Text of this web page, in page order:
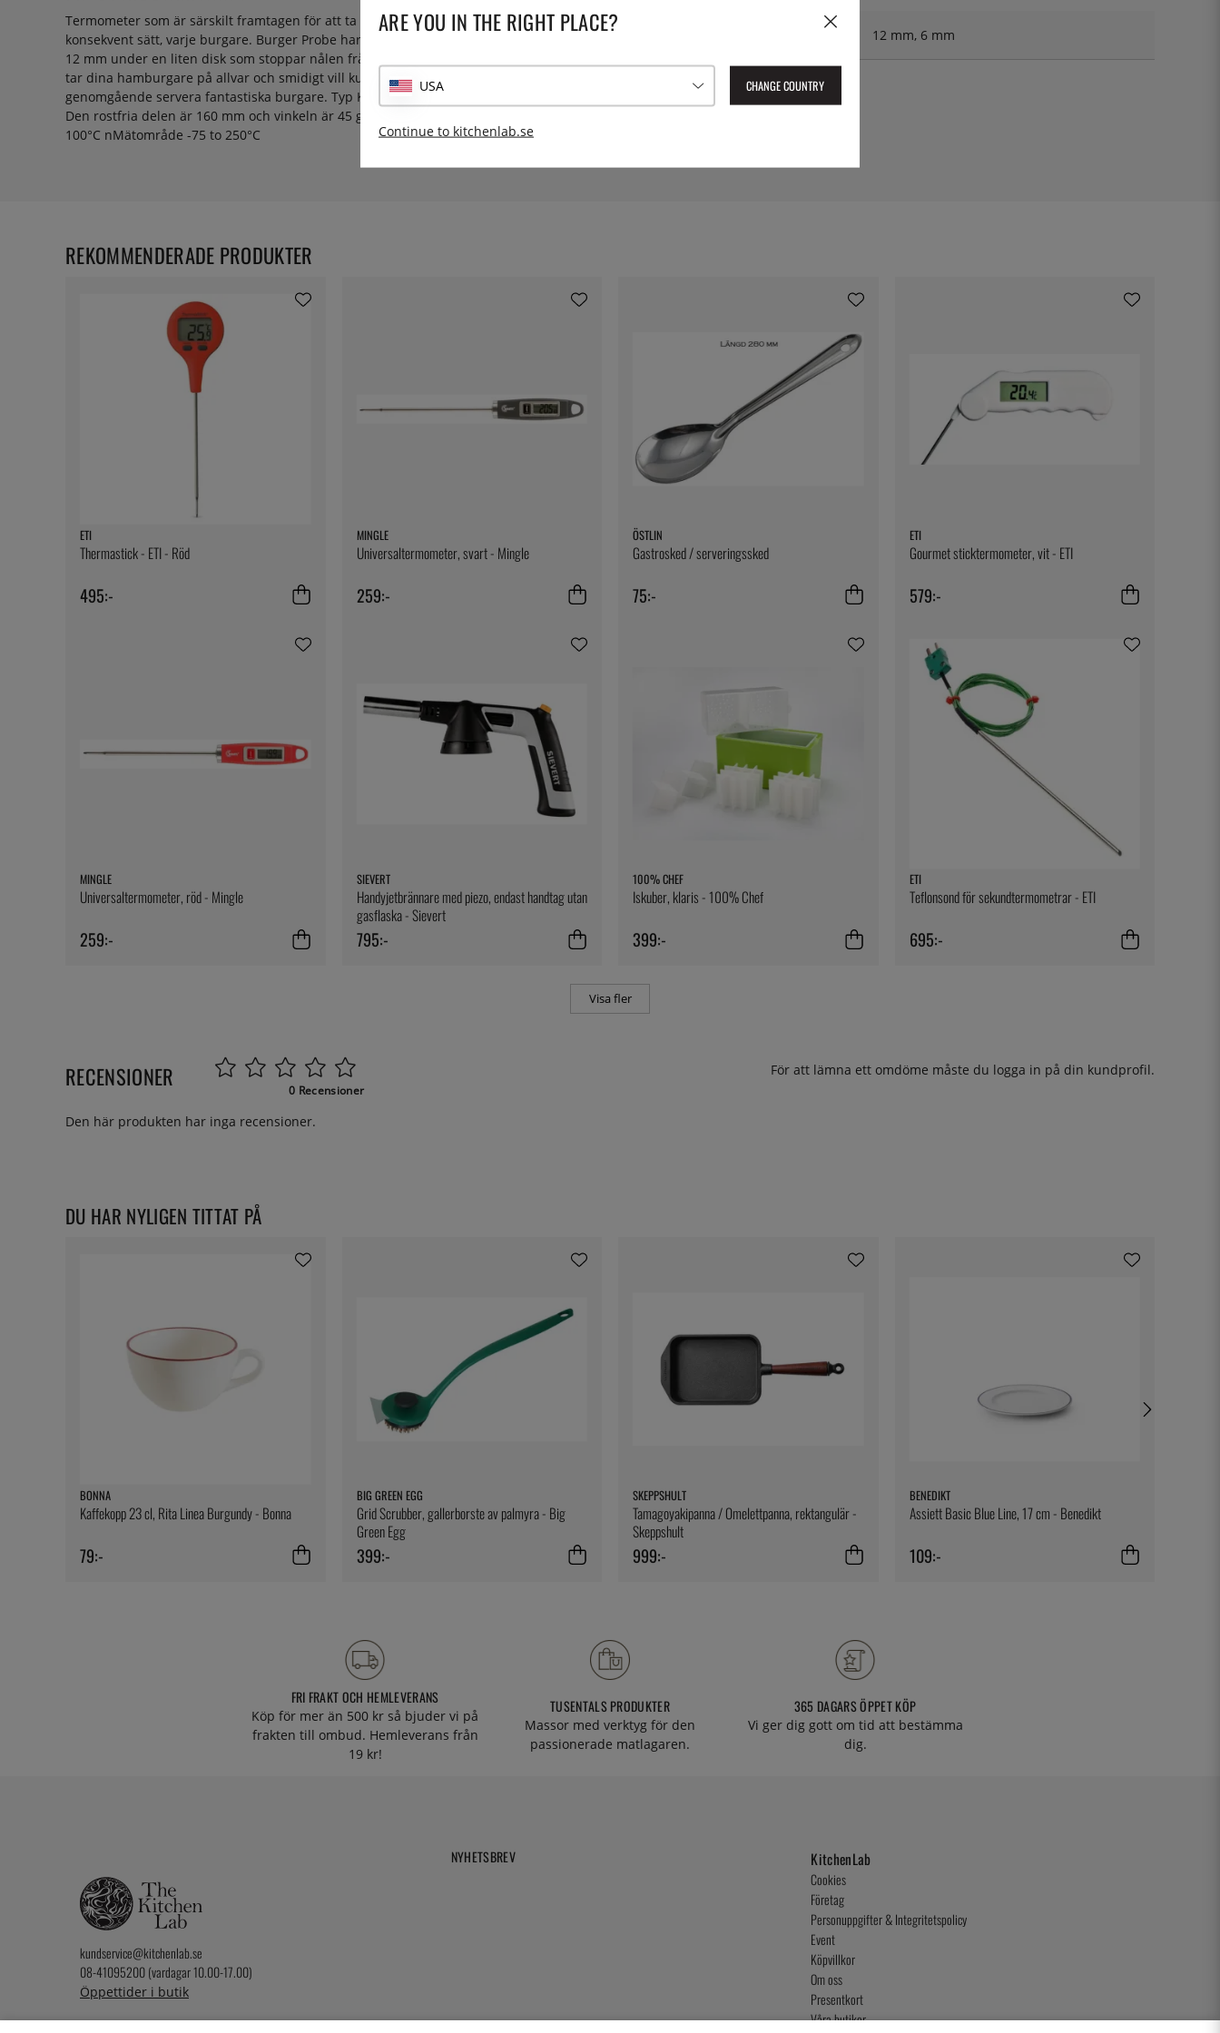
Termometer som är särskilt framtagen för att ta temperaturen på dina burgare på ett
konsekvent sätt, varje burgare. Burger Probe har en insticksgivare på antingen 6 eller
12 mm under en liten disk som stoppar nålen från att gå djupare in. Rätt för dig som
tar dina hamburgare på allvar och smidigt vill kunna få ut rätt temperatur och
genomgående servera fantastiska burgare. Typ K
Den rostfria delen är 160 mm och vinkeln är 45 grader. nPrecision±0.5°C - 0°C till
100°C nMätområde -75 to 250°C
12 mm, 6 mm
ETI
Thermastick - ETI - Röd
495:-
MINGLE
Universaltermometer, svart - Mingle
259:-
ÖSTLIN
Gastrosked / serveringssked
75:-
ETI
Gourmet sticktermometer, vit - ETI
579:-
MINGLE
Universaltermometer, röd - Mingle
259:-
SIEVERT
Handyjetbrännare med piezo, endast handtag utan
gasflaska - Sievert
795:-
100% CHEF
Iskuber, klaris - 100% Chef
399:-
ETI
Teflonsond för sekundtermometrar - ETI
695:-
Visa fler
REKOMMENDERADE PRODUKTER
RECENSIONER 0 Recensioner
För att lämna ett omdöme måste du logga in på din kundprofil.
Den här produkten har inga recensioner.
DU HAR NYLIGEN TITTAT PÅ
BONNA
Kaffekopp 23 cl, Rita Linea Burgundy - Bonna
79:-
BIG GREEN EGG
Grid Scrubber, gallerborste av palmyra - Big
Green Egg
399:-
SKEPPSHULT
Tamagoyakipanna / Omelettpanna, rektangulär -
Skeppshult
999:-
BENEDIKT
Assiett Basic Blue Line, 17 cm - Benedikt
109:-
FRI FRAKT OCH HEMLEVERANS
Köp för mer än 500 kr så bjuder vi på
frakten till ombud. Hemleverans från
19 kr!
TUSENTALS PRODUKTER
Massor med verktyg för den
passionerade matlagaren.
365 DAGARS ÖPPET KÖP
Vi ger dig gott om tid att bestämma
dig.
kundservice@kitchenlab.se
08-41095200 (vardagar 10.00-17.00)
Öppettider i butik
NYHETSBREV KitchenLab
Cookies
Företag
Personuppgifter & Integritetspolicy
Event
Köpvillkor
Om oss
Presentkort
Våra butiker
ARE YOU IN THE RIGHT PLACE?
USA CHANGE COUNTRY
Continue to kitchenlab.se